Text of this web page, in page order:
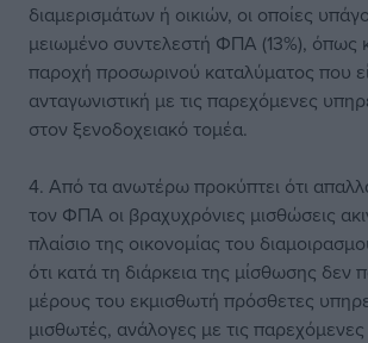
διαμερισμάτων ή οικιών, οι οποίες
μειωμένο συντελεστή ΦΠΑ (13%), όπως
παροχή προσωρινού καταλύματος που
ανταγωνιστική με τις παρεχόμενες
στον ξενοδοχειακό τομέα.
4. Από τα ανωτέρω προκύπτει ότι
τον ΦΠΑ οι βραχυχρόνιες μισθώσεις
πλαίσιο της οικονομίας του
ότι κατά τη διάρκεια της μίσθωσης δεν
μέρους του εκμισθωτή πρόσθετες
μισθωτές, ανάλογες με τις